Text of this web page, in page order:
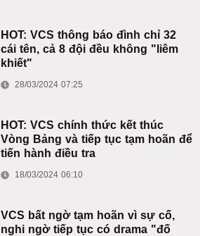
HOT: VCS thông báo đình chỉ 32
cái tên, cả 8 đội đều không "liêm
khiết"
28/03/2024 07:25
HOT: VCS chính thức kết thúc
Vòng Bảng và tiếp tục tạm hoãn để
tiến hành điều tra
18/03/2024 06:10
VCS bất ngờ tạm hoãn vì sự cố,
nghi ngờ tiếp tục có drama "đố